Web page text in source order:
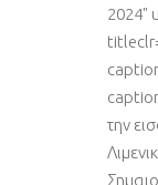
2024"
την